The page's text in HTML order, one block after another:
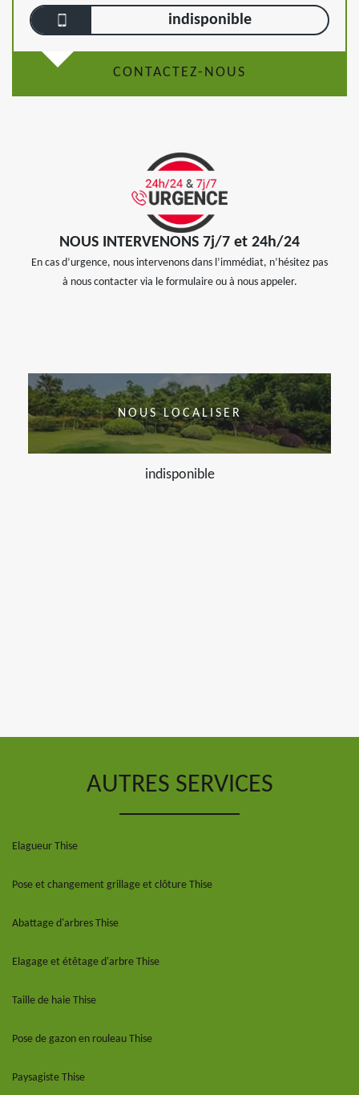
indisponible
CONTACTEZ-NOUS
NOUS INTERVENONS 7j/7 et 24h/24
En cas d’urgence, nous intervenons dans l’immédiat, n’hésitez pas
à nous contacter via le formulaire ou à nous appeler.
NOUS LOCALISER
indisponible
AUTRES SERVICES
Elagueur Thise
Pose et changement grillage et clôture Thise
Abattage d'arbres Thise
Elagage et étêtage d'arbre Thise
Taille de haie Thise
Pose de gazon en rouleau Thise
Paysagiste Thise